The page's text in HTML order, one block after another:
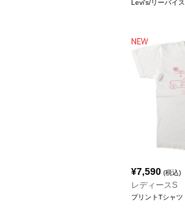
Levi's/リーバイス
¥7,590 (税込)
レディースS
プリントTシャツ